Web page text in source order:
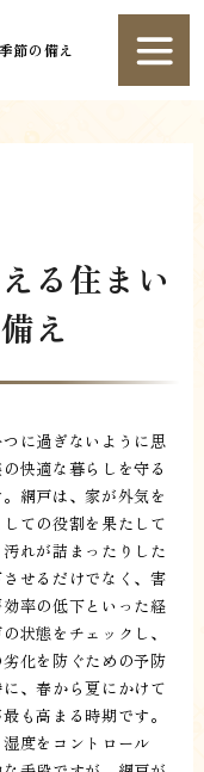
節の備え
る住まい
え
に過ぎないように思
快適な暮らしを守る
網戸は、家が外気を
ての役割を果たして
れが詰まったりした
せるだけでなく、害
率の低下といった経
状態をチェックし、
化を防ぐための予防
、春から夏にかけて
も高まる時期です。
度をコントロール